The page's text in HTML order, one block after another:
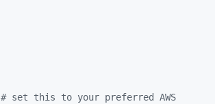
# set this to your preferred AWS